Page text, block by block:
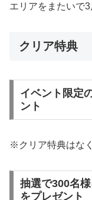
エリアをまたいで
クリア特典
イベント限定
ント
※クリア特典はな
抽選で300名
をプレゼント